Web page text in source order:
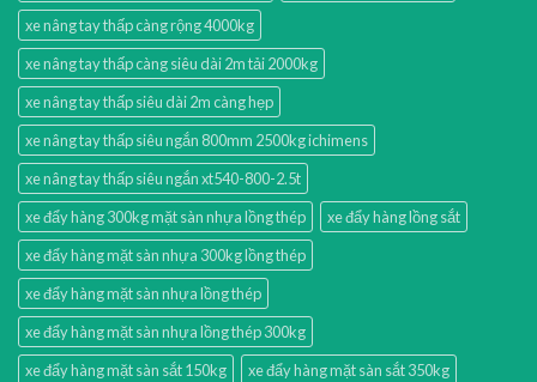
xe nâng tay thấp càng rộng 4000kg
xe nâng tay thấp càng siêu dài 2m tải 2000kg
xe nâng tay thấp siêu dài 2m càng hẹp
xe nâng tay thấp siêu ngắn 800mm 2500kg ichimens
xe nâng tay thấp siêu ngắn xt540-800-2.5t
xe đẩy hàng 300kg mặt sàn nhựa lồng thép
xe đẩy hàng lồng sắt
xe đẩy hàng mặt sàn nhựa 300kg lồng thép
xe đẩy hàng mặt sàn nhựa lồng thép
xe đẩy hàng mặt sàn nhựa lồng thép 300kg
xe đẩy hàng mặt sàn sắt 150kg
xe đẩy hàng mặt sàn sắt 350kg